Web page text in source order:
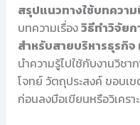
สรุปแนวทางใช้บทความ
บทความเรื่องวิธีทำวิจัย
สำหรับสายบริหารธุรกิจ
นำความรู้ไปใช้กับงานวิชา
โจทย์ วัตถุประสงค์ ขอบเ
ก่อนลงมือเขียนหรือวิเครา